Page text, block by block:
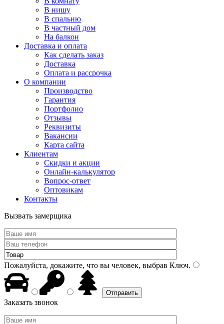
В нишу
В спальню
В частный дом
На балкон
Доставка и оплата
Как сделать заказ
Доставка
Оплата и рассрочка
О компании
Производство
Гарантия
Портфолио
Отзывы
Реквизиты
Вакансии
Карта сайта
Клиентам
Скидки и акции
Онлайн-калькулятор
Вопрос-ответ
Оптовикам
Контакты
Вызвать замерщика
Пожалуйста, докажите, что вы человек, выбрав Ключ.
Заказать звонок